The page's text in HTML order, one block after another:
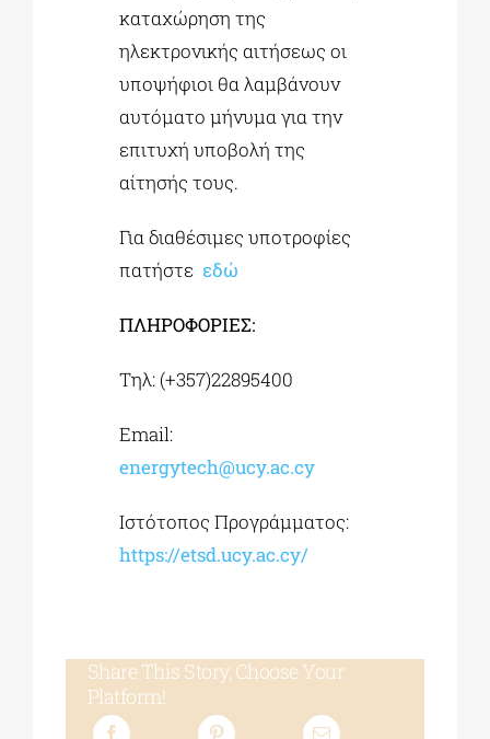
καταχώρηση της
ηλεκτρονικής αιτήσεως οι
υποψήφιοι θα λαμβάνουν
αυτόματο μήνυμα για την
επιτυχή υποβολή της
αίτησής τους.
Για διαθέσιμες υποτροφίες
πατήστε εδώ
ΠΛΗΡΟΦΟΡΙΕΣ:
Τηλ: (+357)22895400
Email:
energytech@ucy.ac.cy
Ιστότοπος Προγράμματος:
https://etsd.ucy.ac.cy/
Share This Story, Choose Your
Platform!